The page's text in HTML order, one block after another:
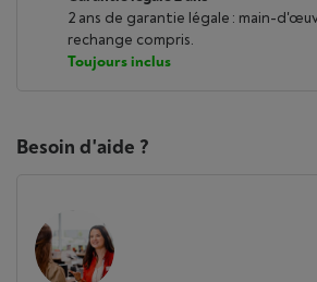
2 ans de garantie légale : main-
rechange compris.
Toujours inclus
Besoin d'aide ?